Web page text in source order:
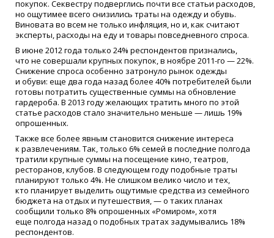
покупок. Секвестру подверглись почти все статьи расходов,
но ощутимее всего снизились траты на одежду и обувь.
Виновата во всем не только инфляция, но и, как считают
эксперты, расходы на еду и товары повседневного спроса.
В июне 2012 года только 24% респондентов признались,
что не совершали крупных покупок, в ноябре 2011-го — 22%.
Снижение спроса особенно затронуло рынок одежды
и обуви: еще два года назад более 40% потребителей были
готовы потратить существенные суммы на обновление
гардероба. В 2013 году желающих тратить много по этой
статье расходов стало значительно меньше — лишь 19%
опрошенных.
Также все более явным становится снижение интереса
к развлечениям. Так, только 6% семей в последние полгода
тратили крупные суммы на посещение кино, театров,
ресторанов, клубов. В следующем году подобные траты
планируют только 4%. Не слишком велико число и тех,
кто планирует выделить ощутимые средства из семейного
бюджета на отдых и путешествия, — о таких планах
сообщили только 8% опрошенных «Ромиром», хотя
еще полгода назад о подобных тратах задумывались 18%
респондентов.